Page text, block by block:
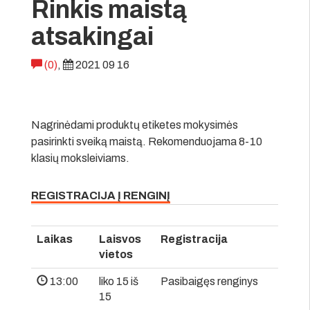
Rinkis maistą
atsakingai
(0), 2021 09 16
Nagrinėdami produktų etiketes mokysimės
pasirinkti sveiką maistą. Rekomenduojama 8-10
klasių moksleiviams.
REGISTRACIJA Į RENGINĮ
Laikas
Laisvos
vietos
Registracija
13:00
liko 15 iš
15
Pasibaigęs renginys